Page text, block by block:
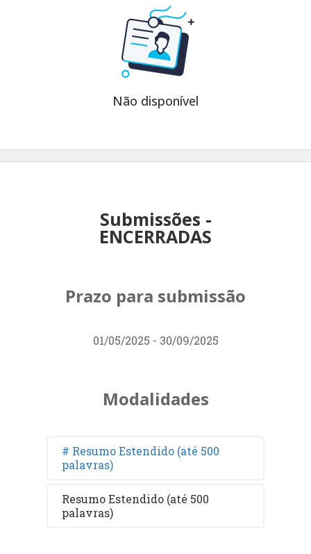
Não disponível
Submissões -
ENCERRADAS
Prazo para submissão
01/05/2025 - 30/09/2025
Modalidades
# Resumo Estendido (até 500
palavras)
Resumo Estendido (até 500
palavras)